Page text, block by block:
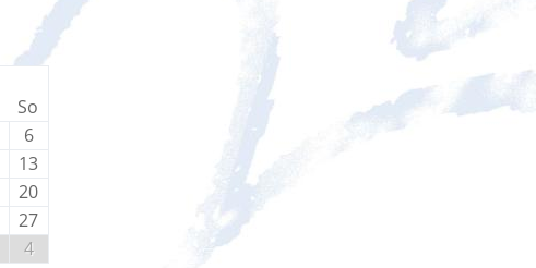
So
6
13
20
27
4